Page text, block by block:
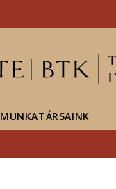
MUNKATÁRSAINK